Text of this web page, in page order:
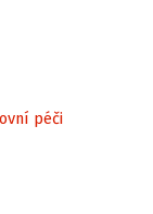
péči